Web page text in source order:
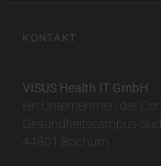
KONTAKT
VISUS Health IT GmbH
ein Unternehmen der
Gesundheitscampus-Süd
44801 Bochum